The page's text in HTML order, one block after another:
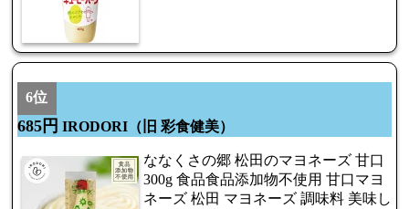
6位
685円 IRODORI（旧 彩食健美）
ななくさの郷 松田のマヨネーズ 甘口
300g 食品食品添加物不使用 甘口マヨ
ネーズ 松田 マヨネーズ 調味料 美味し